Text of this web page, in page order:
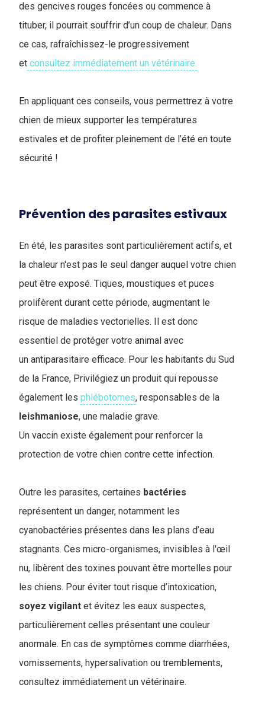
des gencives rouges foncées ou commence à
tituber, il pourrait souffrir d’un coup de chaleur. Dans
ce cas, rafraîchissez-le progressivement
et consultez immédiatement un vétérinaire.
En appliquant ces conseils, vous permettrez à votre
chien de mieux supporter les températures
estivales et de profiter pleinement de l’été en toute
sécurité !
Prévention des parasites estivaux
En été, les parasites sont particulièrement actifs, et
la chaleur n'est pas le seul danger auquel votre chien
peut être exposé. Tiques, moustiques et puces
prolifèrent durant cette période, augmentant le
risque de maladies vectorielles. Il est donc
essentiel de protéger votre animal avec
un antiparasitaire efficace. Pour les habitants du Sud
de la France, Privilégiez un produit qui repousse
également les phlébotomes, responsables de la
leishmaniose, une maladie grave.
Un vaccin existe également pour renforcer la
protection de votre chien contre cette infection.
Outre les parasites, certaines bactéries
représentent un danger, notamment les
cyanobactéries présentes dans les plans d’eau
stagnants. Ces micro-organismes, invisibles à l'œil
nu, libèrent des toxines pouvant être mortelles pour
les chiens. Pour éviter tout risque d’intoxication,
soyez vigilant et évitez les eaux suspectes,
particulièrement celles présentant une couleur
anormale. En cas de symptômes comme diarrhées,
vomissements, hypersalivation ou tremblements,
consultez immédiatement un vétérinaire.